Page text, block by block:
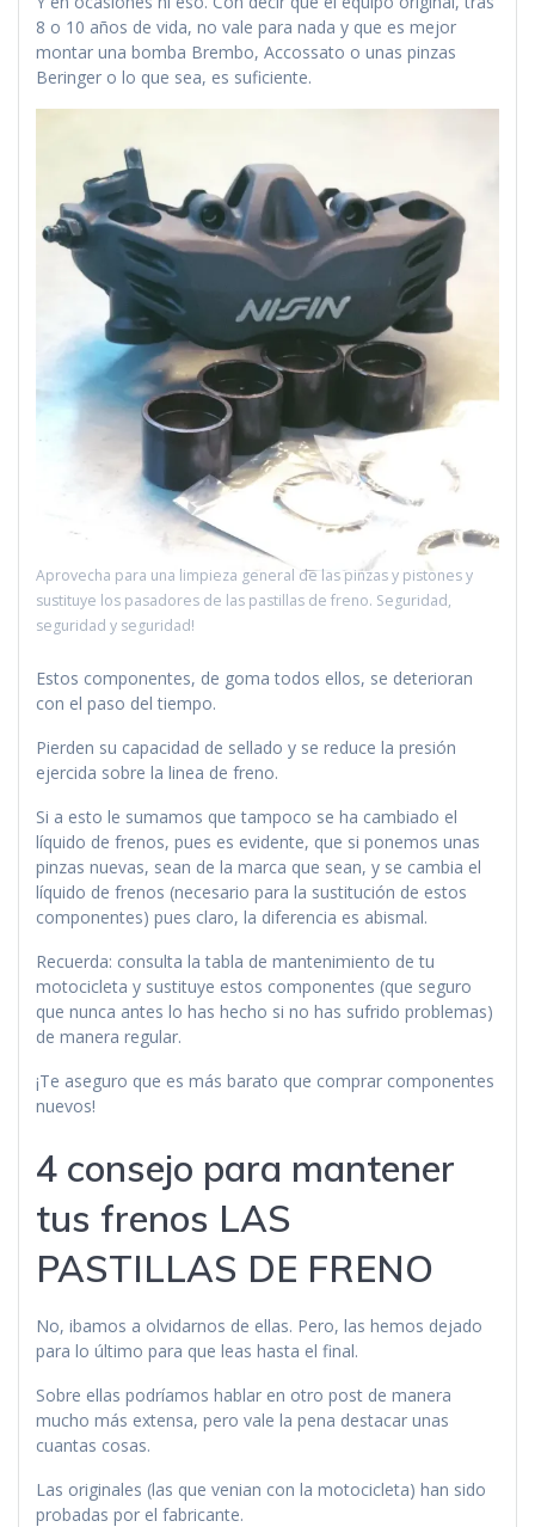
8 o 10 años de vida, no vale para nada y que es mejor
montar una bomba Brembo, Accossato o unas pinzas
Beringer o lo que sea, es suficiente.
Aprovecha para una limpieza general de las pinzas y pistones y
sustituye los pasadores de las pastillas de freno. Seguridad,
seguridad y seguridad!
Estos componentes, de goma todos ellos, se deterioran
con el paso del tiempo.
Pierden su capacidad de sellado y se reduce la presión
ejercida sobre la linea de freno.
Si a esto le sumamos que tampoco se ha cambiado el
líquido de frenos, pues es evidente, que si ponemos unas
pinzas nuevas, sean de la marca que sean, y se cambia el
líquido de frenos (necesario para la sustitución de estos
componentes) pues claro, la diferencia es abismal.
Recuerda: consulta la tabla de mantenimiento de tu
motocicleta y sustituye estos componentes (que seguro
que nunca antes lo has hecho si no has sufrido problemas)
de manera regular.
¡Te aseguro que es más barato que comprar componentes
nuevos!
4 consejo para mantener
tus frenos LAS
PASTILLAS DE FRENO
No, ibamos a olvidarnos de ellas. Pero, las hemos dejado
para lo último para que leas hasta el final.
Sobre ellas podríamos hablar en otro post de manera
mucho más extensa, pero vale la pena destacar unas
cuantas cosas.
Las originales (las que venian con la motocicleta) han sido
probadas por el fabricante.